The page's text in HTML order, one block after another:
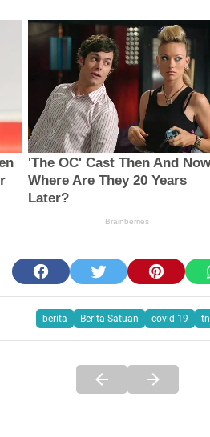
berita Berita Satuan covid 19